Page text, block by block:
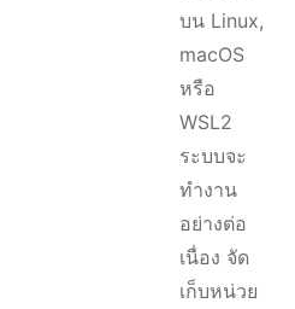
บน Linux,
macOS
หรือ
WSL2
ระบบจะ
ทำงาน
อย่างต่อ
เนื่อง จัด
เก็บหน่วย